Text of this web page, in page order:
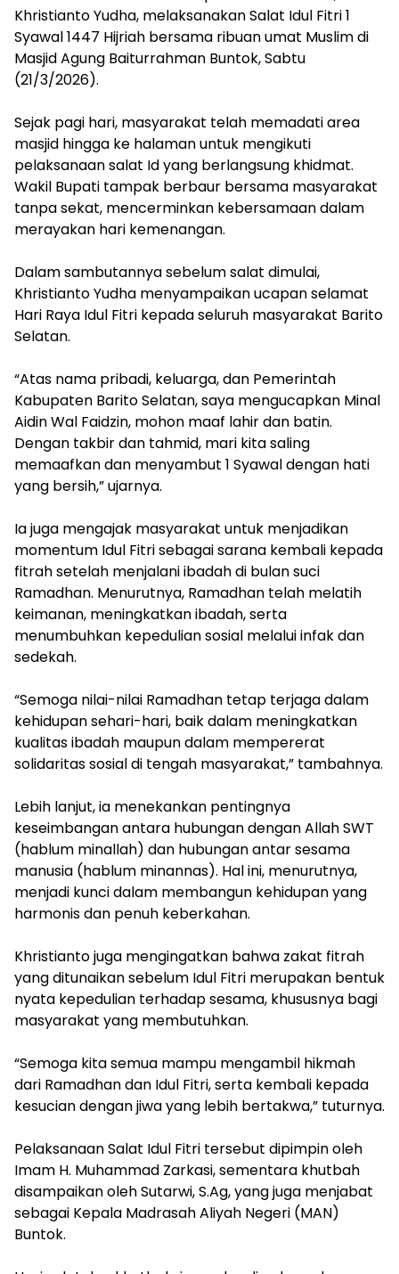
Khristianto Yudha, melaksanakan Salat Idul Fitri 1
Syawal 1447 Hijriah bersama ribuan umat Muslim di
Masjid Agung Baiturrahman Buntok, Sabtu
(21/3/2026).
‎Sejak pagi hari, masyarakat telah memadati area
masjid hingga ke halaman untuk mengikuti
pelaksanaan salat Id yang berlangsung khidmat.
Wakil Bupati tampak berbaur bersama masyarakat
tanpa sekat, mencerminkan kebersamaan dalam
merayakan hari kemenangan.
‎Dalam sambutannya sebelum salat dimulai,
Khristianto Yudha menyampaikan ucapan selamat
Hari Raya Idul Fitri kepada seluruh masyarakat Barito
Selatan.
‎“Atas nama pribadi, keluarga, dan Pemerintah
Kabupaten Barito Selatan, saya mengucapkan Minal
Aidin Wal Faidzin, mohon maaf lahir dan batin.
Dengan takbir dan tahmid, mari kita saling
memaafkan dan menyambut 1 Syawal dengan hati
yang bersih,” ujarnya.
‎Ia juga mengajak masyarakat untuk menjadikan
momentum Idul Fitri sebagai sarana kembali kepada
fitrah setelah menjalani ibadah di bulan suci
Ramadhan. Menurutnya, Ramadhan telah melatih
keimanan, meningkatkan ibadah, serta
menumbuhkan kepedulian sosial melalui infak dan
sedekah.
‎“Semoga nilai-nilai Ramadhan tetap terjaga dalam
kehidupan sehari-hari, baik dalam meningkatkan
kualitas ibadah maupun dalam mempererat
solidaritas sosial di tengah masyarakat,” tambahnya.
‎Lebih lanjut, ia menekankan pentingnya
keseimbangan antara hubungan dengan Allah SWT
(hablum minallah) dan hubungan antar sesama
manusia (hablum minannas). Hal ini, menurutnya,
menjadi kunci dalam membangun kehidupan yang
harmonis dan penuh keberkahan.
‎Khristianto juga mengingatkan bahwa zakat fitrah
yang ditunaikan sebelum Idul Fitri merupakan bentuk
nyata kepedulian terhadap sesama, khususnya bagi
masyarakat yang membutuhkan.
‎“Semoga kita semua mampu mengambil hikmah
dari Ramadhan dan Idul Fitri, serta kembali kepada
kesucian dengan jiwa yang lebih bertakwa,” tuturnya.
‎Pelaksanaan Salat Idul Fitri tersebut dipimpin oleh
Imam H. Muhammad Zarkasi, sementara khutbah
disampaikan oleh Sutarwi, S.Ag, yang juga menjabat
sebagai Kepala Madrasah Aliyah Negeri (MAN)
Buntok.